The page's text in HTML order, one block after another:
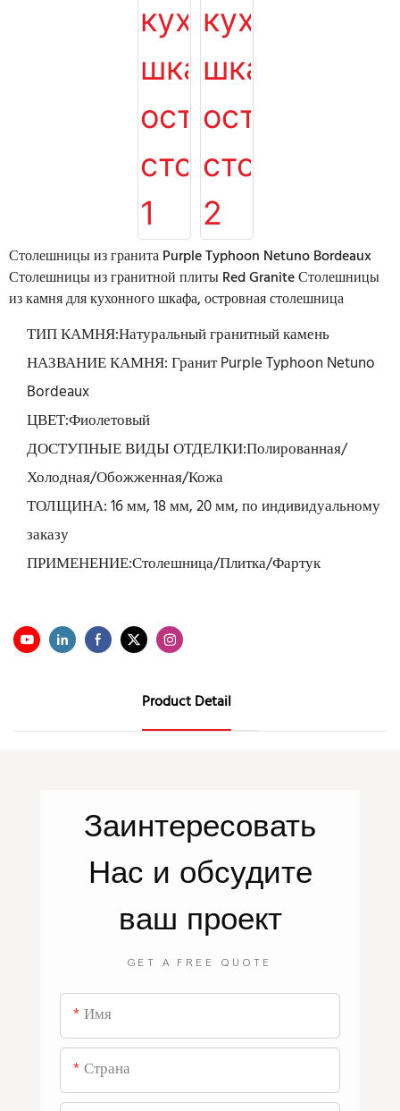
Столешницы из гранита Purple Typhoon Netuno Bordeaux
Столешницы из гранитной плиты Red Granite Столешницы
из камня для кухонного шкафа, островная столешница
ТИП КАМНЯ:Натуральный гранитный камень
НАЗВАНИЕ КАМНЯ: Гранит Purple Typhoon Netuno
Bordeaux
ЦВЕТ:Фиолетовый
ДОСТУПНЫЕ ВИДЫ ОТДЕЛКИ:Полированная/
Холодная/Обожженная/Кожа
ТОЛЩИНА: 16 мм, 18 мм, 20 мм, по индивидуальному
заказу
ПРИМЕНЕНИЕ:Столешница/Плитка/Фартук
Product Detail
Заинтересовать
Нас и обсудите
ваш проект
GET A FREE QUOTE
Имя
Страна